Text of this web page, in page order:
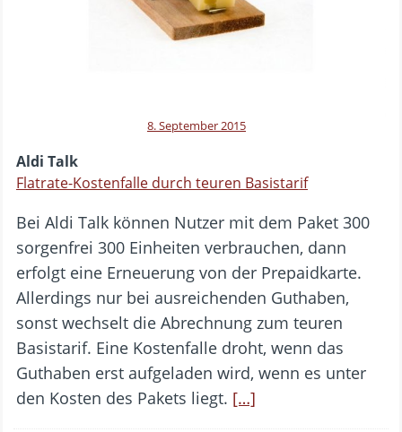
8. September 2015
Aldi Talk
Flatrate-Kostenfalle durch teuren Basistarif
Bei Aldi Talk können Nutzer mit dem Paket 300
sorgenfrei 300 Einheiten verbrauchen, dann
erfolgt eine Erneuerung von der Prepaidkarte.
Allerdings nur bei ausreichenden Guthaben,
sonst wechselt die Abrechnung zum teuren
Basistarif. Eine Kostenfalle droht, wenn das
Guthaben erst aufgeladen wird, wenn es unter
den Kosten des Pakets liegt. […]